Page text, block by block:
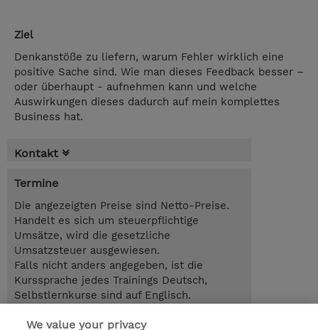
Ziel
Denkanstöße zu liefern, warum Fehler wirklich eine
positive Sache sind. Wie man dieses Feedback besser –
oder überhaupt - aufnehmen kann und welche
Auswirkungen dieses dadurch auf mein komplettes
Business hat.
Kontakt
Termine
Die angezeigten Preise sind Netto-Preise.
Handelt es sich um steuerpflichtige
Umsätze, wird die gesetzliche
Umsatzsteuer ausgewiesen.
Falls nicht anders angegeben, ist die
Kurssprache jedes Trainings Deutsch,
Selbstlernkurse sind auf Englisch.
2.50 Stunden
We value your privacy